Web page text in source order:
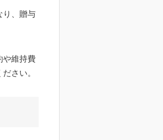
り、贈与
や維持費
さい。